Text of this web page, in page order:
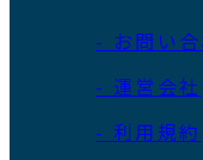
- お問い
- 運営会社
- 利用規約